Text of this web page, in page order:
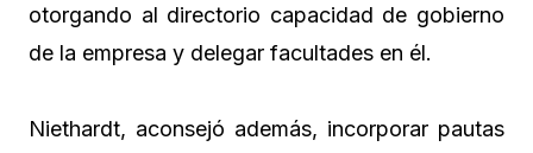
otorgando al directorio capacidad de gobierno
de la empresa y delegar facultades en él.
Niethardt, aconsejó además, incorporar pautas